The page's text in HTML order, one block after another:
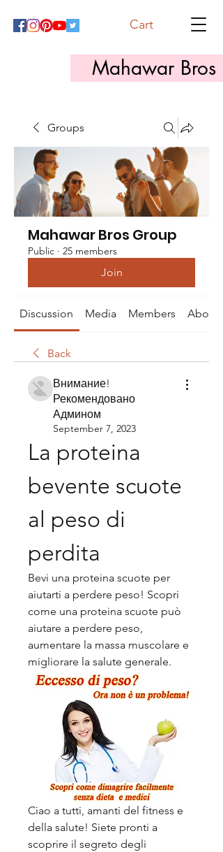
Mahawar Bros
Cart
Groups
Mahawar Bros Group
Public · 25 members
Join
Discussion Media Members About
Back
Внимание!
Рекомендовано
Админом
September 7, 2023
La proteina
bevente scuote
al peso di
perdita
Bevi una proteina scuote per
aiutarti a perdere peso! Scopri
come una proteina scuote può
aiutare a perdere peso,
aumentare la massa muscolare e
migliorare la salute generale.
Ciao a tutti, amanti del fitness e
della salute! Siete pronti a
scoprire il segreto degli